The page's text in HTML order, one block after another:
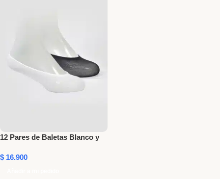
12 Pares de Baletas Blanco y
$ 16.900